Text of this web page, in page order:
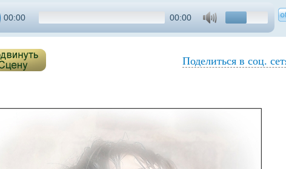
00:00 00:00
Поделиться в соц.